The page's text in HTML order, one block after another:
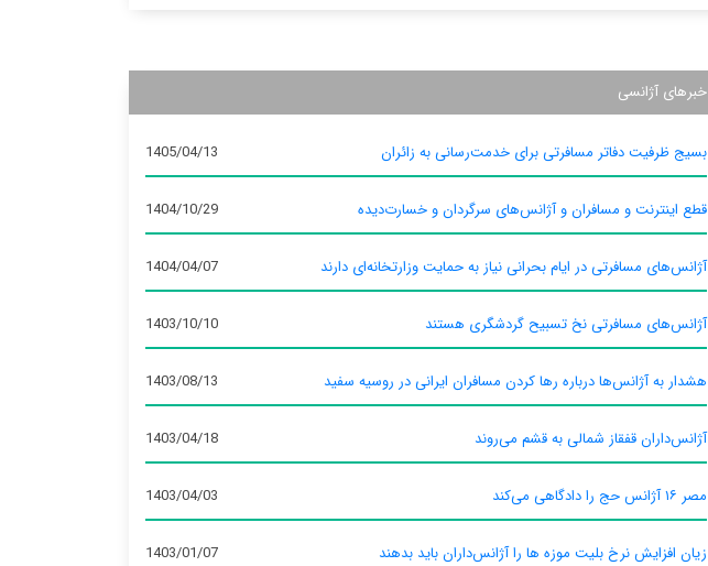
خبرهای آژانسی
بسیج ظرفیت دفاتر مسافرتی برای خدمت‌رسانی به زائران 1405/04/13
قطع اینترنت و مسافران و آژانس‌های سرگردان و خسارت‌دیده 1404/10/29
آژانس‌های مسافرتی در ایام بحرانی نیاز به حمایت وزارتخانه‌ای دارند 1404/04/07
آژانس‌های مسافرتی نخ تسبیح گردشگری هستند 1403/10/10
هشدار به آژانس‌ها درباره رها کردن مسافران ایرانی در روسیه سفید 1403/08/13
آژانس‌داران قفقاز شمالی به قشم می‌روند 1403/04/18
مصر ۱۶ آژانس حج را دادگاهی می‌کند 1403/04/03
زیان افزایش نرخ بلیت موزه ها را آژانس‌داران باید بدهند 1403/01/07